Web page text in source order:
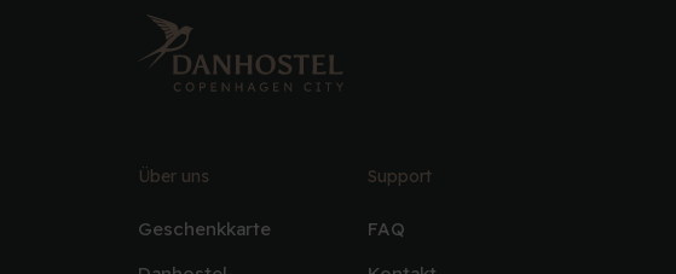
Über uns
Geschenkkarte
Support
FAQ